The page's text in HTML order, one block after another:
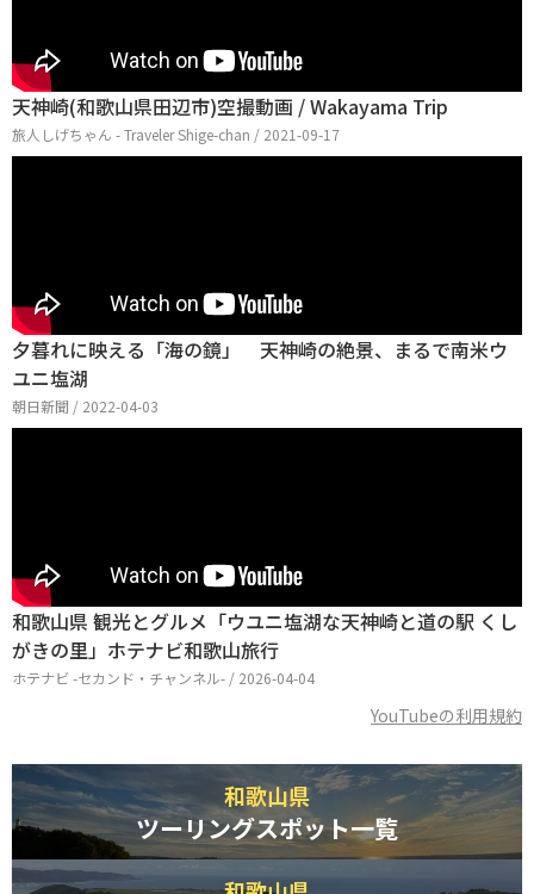
天神崎(和歌山県田辺市)空撮動画 / Wakayama Trip
旅人しげちゃん - Traveler Shige-chan / 2021-09-17
夕暮れに映える「海の鏡」 天神崎の絶景、まるで南米ウ
ユニ塩湖
朝日新聞 / 2022-04-03
和歌山県 観光とグルメ「ウユニ塩湖な天神崎と道の駅 くし
がきの里」ホテナビ和歌山旅行
ホテナビ -セカンド・チャンネル- / 2026-04-04
YouTubeの利用規約
和歌山県
ツーリングスポット一覧